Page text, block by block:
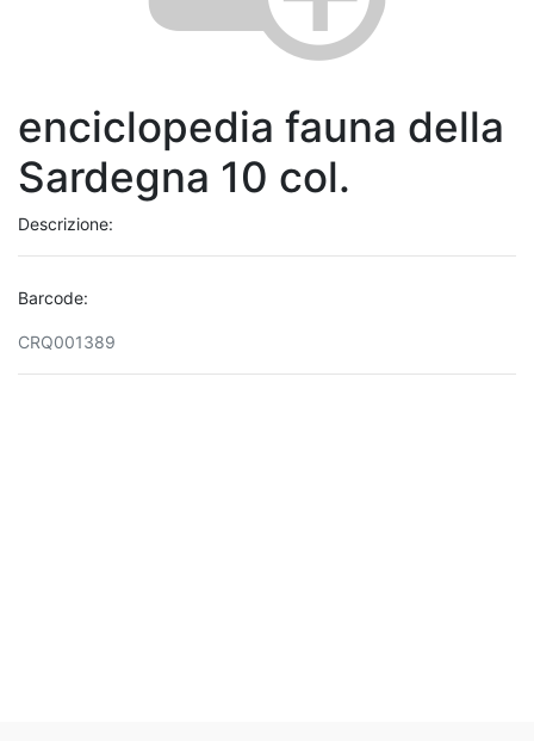
enciclopedia fauna della
Sardegna 10 col.
Descrizione:
Barcode:
CRQ001389